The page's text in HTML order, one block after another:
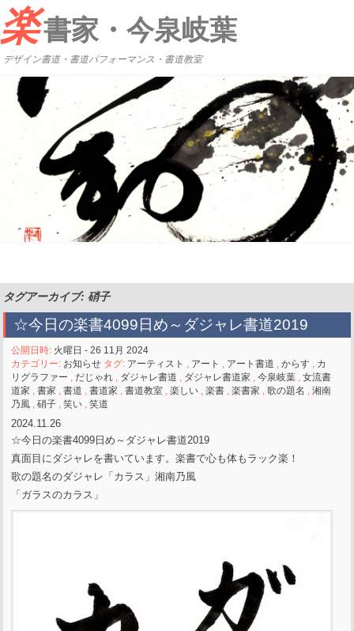
楽書家・今泉岐葉
デザイン書道・書道パフォーマンス・書道教室
タグアーカイブ: 硝子
☆今日の楽書4099日め～ダジャレ書道2019
公開日時: 火曜日 - 26 11月 2024
カテゴリー: お知らせ タグ: アーティスト , アート , アート書道 ,からす , カ
リグラファー , だじゃれ , ダジャレ書道 , ダジャレ書道家 ,今泉岐葉 ,女流書
道家 ,書家 ,書道 ,書道家 ,書道教室 ,楽しい ,楽書 ,楽書家 ,歌の題名 ,湘南
乃風 ,硝子 ,笑い ,笑道
2024.11.26
☆今日の楽書4099日め～ダジャレ書道2019
真面目にダジャレを書いています。楽書で心も体もラック楽！
歌の題名のダジャレ「カラス」湘南乃風
「ガラスのカラス」